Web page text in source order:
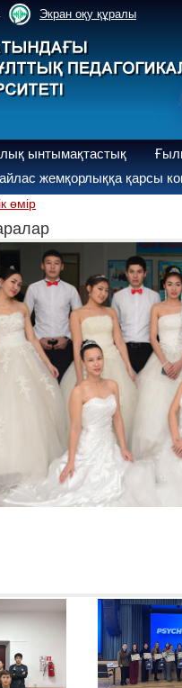
Экран оқу құралы
ынтымақтастық
жемқорлыққа қарсы
өмір